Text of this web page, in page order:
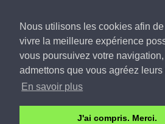
Nous utilisons les cookies afin
vivre la meilleure expérience
vous poursuivez votre
admettons que vous agréez
En savoir plus
J'ai compris. Merci.